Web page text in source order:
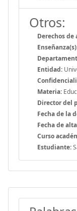
Otros:
Derechos de
Entidad:
Materia:
Director del
Fecha de la
Fecha de
Curso
Estudiante: